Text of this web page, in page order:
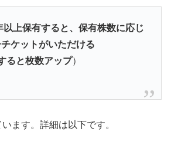
以上保有すると、保有株数に応じ
ケットがいただける
ると枚数アップ）
ます。詳細は以下です。